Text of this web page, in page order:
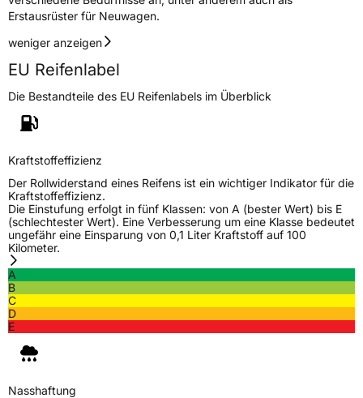
Nasshaftung B
3PMSF / Schneeflockensymbol / Alpine-SymbolNein
EisgripNein
Allgemeine Produktsicherheit (GPSR)
Erstausrüster für Neuwagen.
weniger anzeigen
EU Reifenlabel
Die Bestandteile des EU Reifenlabels im Überblick
Kraftstoffeffizienz
Der Rollwiderstand eines Reifens ist ein wichtiger Indikator für die
Kraftstoffeffizienz.
Die Einstufung erfolgt in fünf Klassen: von A (bester Wert) bis E
(schlechtester Wert). Eine Verbesserung um eine Klasse bedeutet
ungefähr eine Einsparung von 0,1 Liter Kraftstoff auf 100
Kilometer.
A
B
C
D
E
Nasshaftung